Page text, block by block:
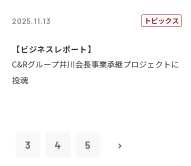
2025.11.13 トピックス
【ビジネスレポート】
C&Rグループ井川会長事業承継プロジェクトに
投魂
3 4 5